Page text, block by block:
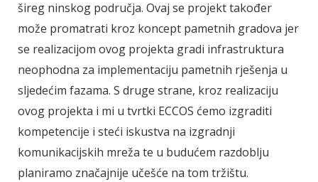
šireg ninskog područja. Ovaj se projekt također
može promatrati kroz koncept pametnih gradova jer
se realizacijom ovog projekta gradi infrastruktura
neophodna za implementaciju pametnih rješenja u
sljedećim fazama. S druge strane, kroz realizaciju
ovog projekta i mi u tvrtki ECCOS ćemo izgraditi
kompetencije i steći iskustva na izgradnji
komunikacijskih mreža te u budućem razdoblju
planiramo značajnije učešće na tom tržištu.